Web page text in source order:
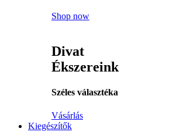
Shop now
Divat
Ékszereink
Széles választéka
Vásárlás
Kiegészítők